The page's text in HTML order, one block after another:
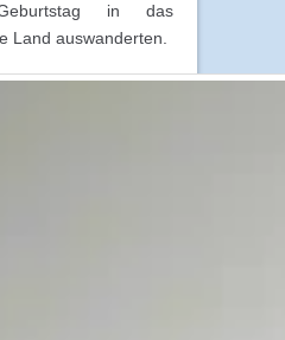
in das
Land auswanderten.